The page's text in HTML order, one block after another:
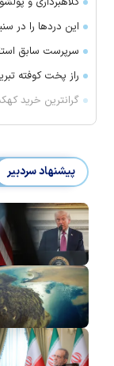
این درد‌ها را در
سرپرست سابق
راز پخت کوفته
گرانترین خرید
پیشنهاد سردبیر